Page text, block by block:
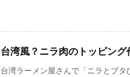
台湾風？ニラ肉のトッピング
台湾ラーメン屋さんで「ニラとブ